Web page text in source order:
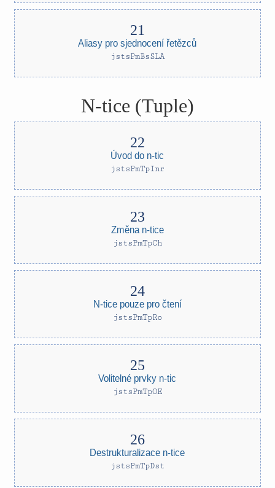
Aliasy pro sjednocení řetězců
jstsPmBsSLA
N-tice (Tuple)
Úvod do n-tic
jstsPmTpInr
Změna n-tice
jstsPmTpCh
N-tice pouze pro čtení
jstsPmTpRo
Volitelné prvky n-tic
jstsPmTpOE
Destrukturalizace n-tice
jstsPmTpDst